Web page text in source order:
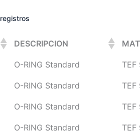
registros
DESCRIPCION
O-RING Standard TEF
O-RING Standard TEF
O-RING Standard TEF
O-RING Standard TEF